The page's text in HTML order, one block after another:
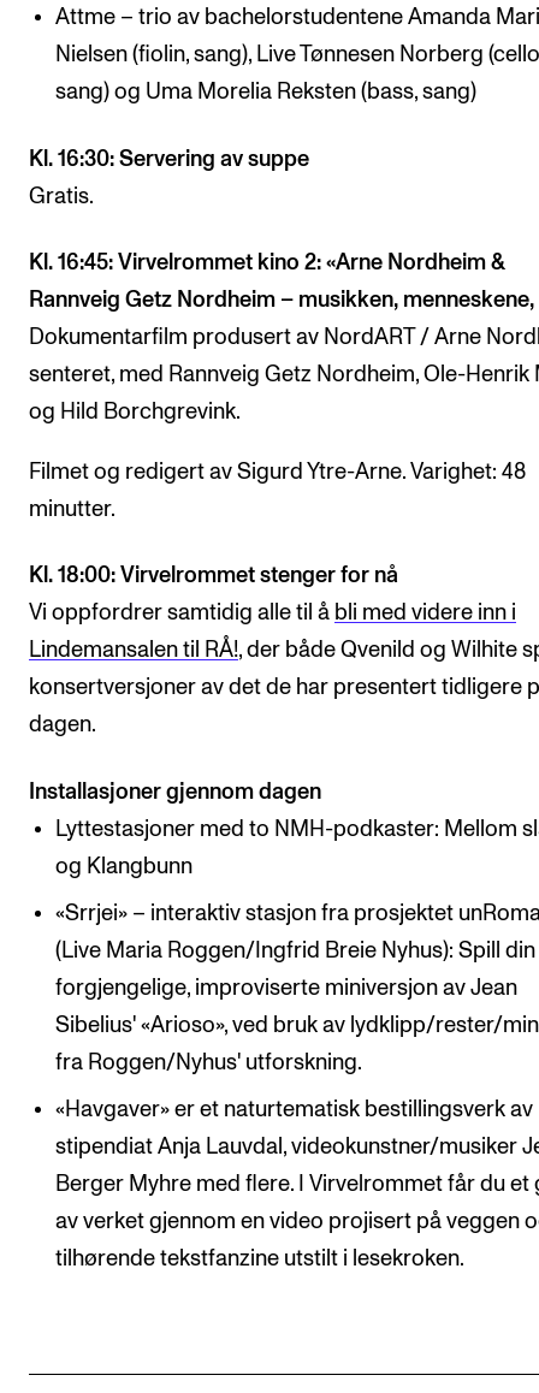
Attme – trio av bachelorstudentene Amanda
Nielsen (fiolin, sang), Live Tønnesen Norberg
sang) og Uma Morelia Reksten (bass, sang)
Kl. 16:30: Servering av suppe
Gratis.
Kl. 16:45: Virvelrommet kino 2: «Arne Nordheim &
Rannveig Getz Nordheim – musikken, menneskene,
Dokumentarfilm produsert av NordART / Arne
senteret, med Rannveig Getz Nordheim, Ole-Henrik
og Hild Borchgrevink.
Filmet og redigert av Sigurd Ytre-Arne. Varighet: 48
minutter.
Kl. 18:00: Virvelrommet stenger for nå
Vi oppfordrer samtidig alle til å bli med videre inn i
Lindemansalen til RÅ!, der både Qvenild og Wilhite
konsertversjoner av det de har presentert tidligere
dagen.
Installasjoner gjennom dagen
Lyttestasjoner med to NMH-podkaster: Mellom
og Klangbunn
«Srrjei» – interaktiv stasjon fra prosjektet
(Live Maria Roggen/Ingfrid Breie Nyhus): Spill
forgjengelige, improviserte miniversjon av Jean
Sibelius' «Arioso», ved bruk av lydklipp/rester/
fra Roggen/Nyhus' utforskning.
«Havgaver» er et naturtematisk bestillingsverk av
stipendiat Anja Lauvdal, videokunstner/musiker
Berger Myhre med flere. I Virvelrommet får du et
av verket gjennom en video projisert på veggen
tilhørende tekstfanzine utstilt i lesekroken.